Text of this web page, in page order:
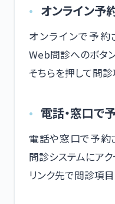
オンライン予
オンラインで予
Web問診へのボタ
そちらを押して問診
電話・窓口で
電話や窓口で予約
問診システムにアク
リンク先で問診項目